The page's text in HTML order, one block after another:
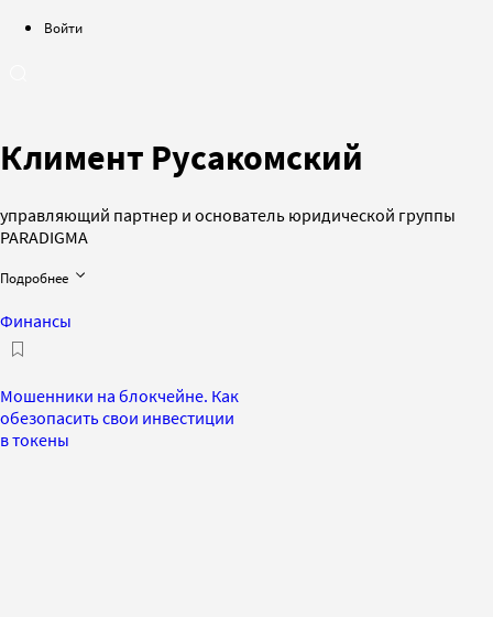
Войти
Климент Русакомский
управляющий партнер и основатель юридической группы
PARADIGMA
Подробнее
Финансы
Мошенники на блокчейне. Как
обезопасить свои инвестиции
в токены